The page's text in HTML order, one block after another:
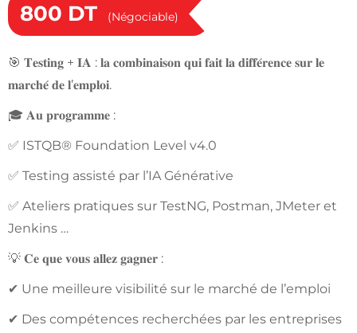
800 DT (Négociable)
🎯 𝐓𝐞𝐬𝐭𝐢𝐧𝐠 + 𝐈𝐀 : 𝐥𝐚 𝐜𝐨𝐦𝐛𝐢𝐧𝐚𝐢𝐬𝐨𝐧 𝐪𝐮𝐢 𝐟𝐚𝐢𝐭 𝐥𝐚 𝐝𝐢𝐟𝐟𝐞́𝐫𝐞𝐧𝐜𝐞 𝐬𝐮𝐫 𝐥𝐞
𝐦𝐚𝐫𝐜𝐡𝐞́ 𝐝𝐞 𝐥’𝐞𝐦𝐩𝐥𝐨𝐢.
🎓 𝐀𝐮 𝐩𝐫𝐨𝐠𝐫𝐚𝐦𝐦𝐞 :
✅ ISTQB® Foundation Level v4.0
✅ Testing assisté par l’IA Générative
✅ Ateliers pratiques sur TestNG, Postman, JMeter et
Jenkins …
💡 𝐂𝐞 𝐪𝐮𝐞 𝐯𝐨𝐮𝐬 𝐚𝐥𝐥𝐞𝐳 𝐠𝐚𝐠𝐧𝐞𝐫 :
✔ Une meilleure visibilité sur le marché de l’emploi
✔ Des compétences recherchées par les entreprises